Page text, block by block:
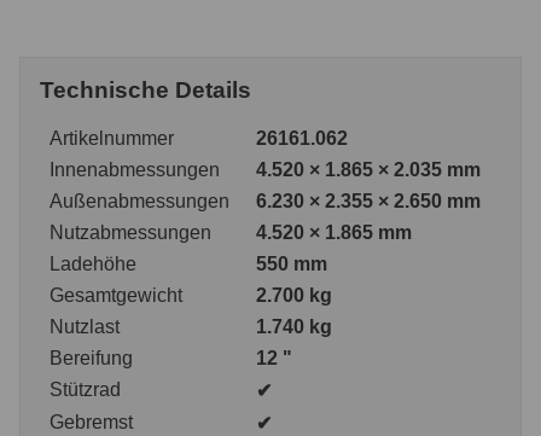
Technische Details
Artikelnummer
26161.062
Innenabmessungen
4.520 × 1.865 × 2.035 mm
Außenabmessungen
6.230 × 2.355 × 2.650 mm
Nutzabmessungen
4.520 × 1.865 mm
Ladehöhe
550 mm
Gesamtgewicht
2.700 kg
Nutzlast
1.740 kg
Bereifung
12 "
Stützrad
✔
Gebremst
✔